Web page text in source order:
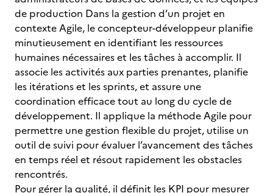
de production Dans la gestion d’un projet en
contexte Agile, le concepteur-développeur planifie
minutieusement en identifiant les ressources
humaines nécessaires et les tâches à accomplir. Il
associe les activités aux parties prenantes, planifie
les itérations et les sprints, et assure une
coordination efficace tout au long du cycle de
développement. Il applique la méthode Agile pour
permettre une gestion flexible du projet, utilise un
outil de suivi pour évaluer l’avancement des tâches
en temps réel et résout rapidement les obstacles
rencontrés.
Pour gérer la qualité, il définit les KPI pour mesurer